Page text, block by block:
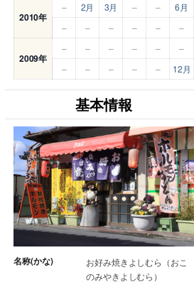
2010年
– 2月 3月 – –
6月
–
– – – – –
2009年
– – – – –
–
–
– – – – 12月
基本情報
名称(かな)
お好み焼きよしむら（おこ
のみやきよしむら）